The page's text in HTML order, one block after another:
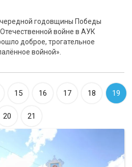
годовщины Победы
войне в АУК
доброе, трогательное
войной».
15 16 17 18 19
20 21